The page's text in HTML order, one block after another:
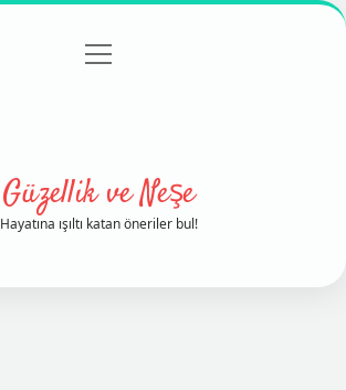
Gizlilik Politikası
menüyü
Güzellik ve Neşe
Hayatına ışıltı katan öneriler bul!